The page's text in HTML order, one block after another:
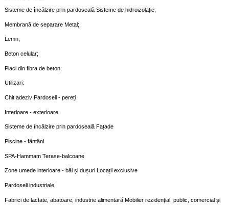
Sisteme de încălzire prin pardoseală Sisteme de hidroizolație;
Membrană de separare Metal;
Lemn;
Beton celular;
Placi din fibra de beton;
Utilizari:
Chit adeziv Pardoseli - pereți
Interioare - exterioare
Sisteme de încălzire prin pardoseală Fațade
Piscine - fântâni
SPA-Hammam Terase-balcoane
Zone umede interioare - băi și dușuri Locații exclusive
Pardoseli industriale
Fabrici de lactate, abatoare, industrie alimentară Mobilier rezidențial, public, comercial și